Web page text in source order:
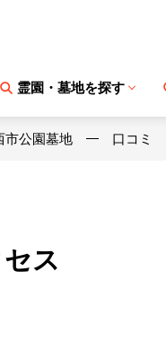
霊園・墓地を探す
市公園墓地 口コミ
ス